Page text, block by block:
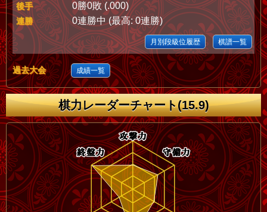
後手 0勝0敗 (.000)
連勝 0連勝中 (最高: 0連勝)
月別段級位履歴 棋譜一覧
過去大会 成績一覧
棋力レーダーチャート(15.9)